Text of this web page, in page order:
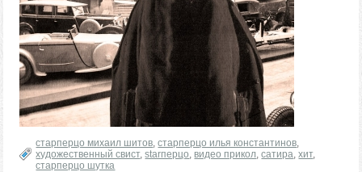
старперцо михаил шитов,старперцо илья константинов,
художественный свист,starперцо, видео прикол,сатира,хит,
старперцо шутка